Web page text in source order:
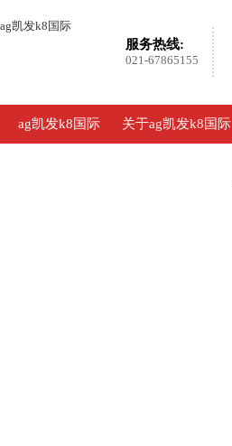
ag凯发k8国际
服务热线:
021-67865155
ag凯发k8国际 关于ag凯发k8国际